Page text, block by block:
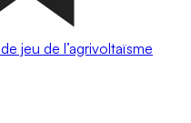
jeu de l’agrivoltaïsme